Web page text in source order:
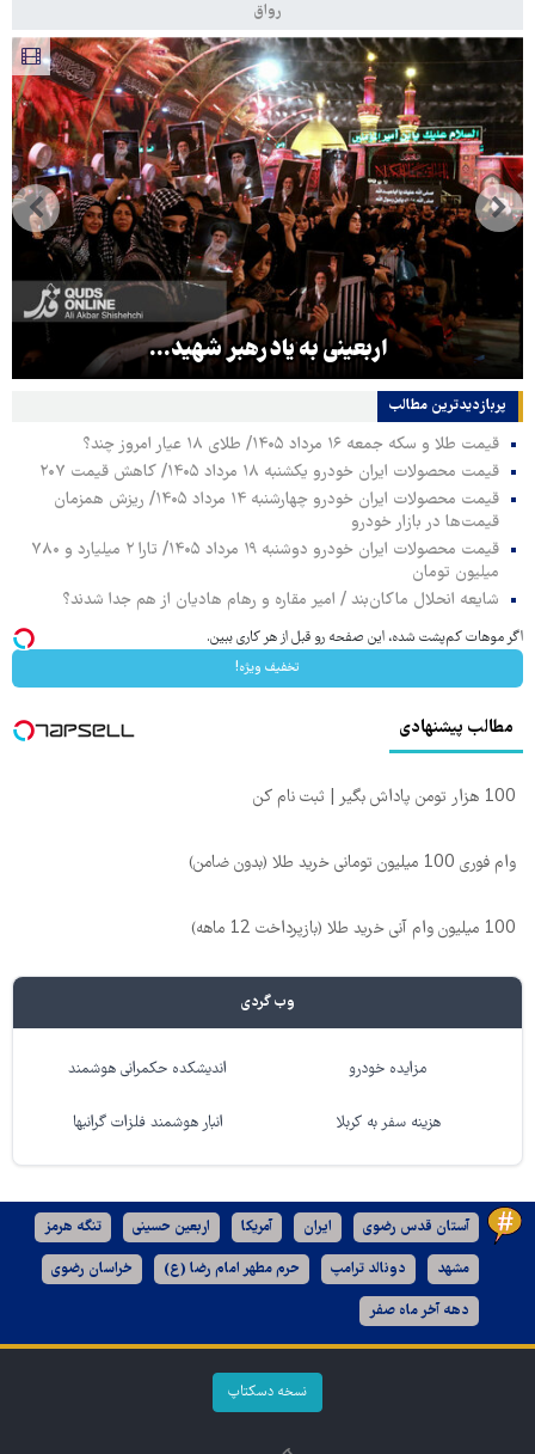
رواق
اربعینی به یاد رهبر شهید...
پربازدیدترین‌ مطالب
قیمت طلا و سکه جمعه ۱۶ مرداد ۱۴۰۵/ طلای ۱۸ عیار امروز چند؟
قیمت محصولات ایران خودرو یکشنبه ۱۸ مرداد ۱۴۰۵/ کاهش قیمت ۲۰۷
قیمت محصولات ایران خودرو چهارشنبه ۱۴ مرداد ۱۴۰۵/ ریزش همزمان
قیمت‌ها در بازار خودرو
قیمت محصولات ایران خودرو دوشنبه ۱۹ مرداد ۱۴۰۵/ تارا ۲ میلیارد و ۷۸۰
میلیون تومان
شایعه انحلال ماکان‌بند / امیر مقاره و رهام هادیان از هم جدا شدند؟
اگر موهات کم‌پشت شده، این صفحه رو قبل از هر کاری ببین.
تخفیف ویژه!
مطالب پیشنهادی
100 هزار تومن پاداش بگیر | ثبت نام کن
وام فوری 100 میلیون تومانی خرید طلا (بدون ضامن)
100 میلیون وام آنی خرید طلا (بازپرداخت 12 ماهه)
وب گردی
مزایده خودرو اندیشکده حکمرانی هوشمند
هزینه سفر به کربلا انبار هوشمند فلزات گرانبها
آستان قدس رضوی ایران آمریکا اربعین حسینی تنگه هرمز
مشهد دونالد ترامپ حرم مطهر امام رضا (ع) خراسان رضوی
دهه آخر ماه صفر
نسخه دسکتاپ